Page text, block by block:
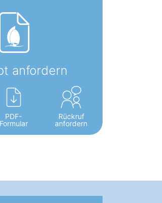
anfordern
PDF-
Formular
Rückruf
anfordern